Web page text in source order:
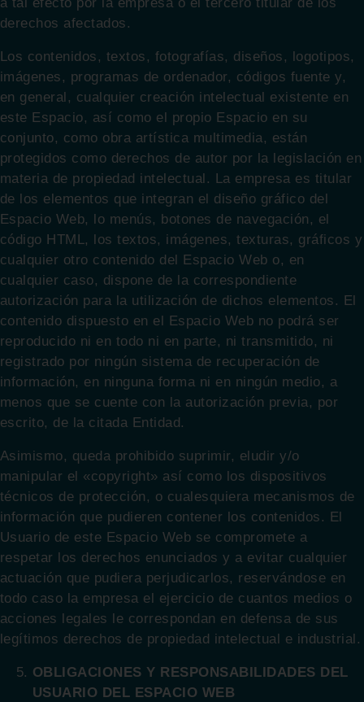
derechos afectados.
Los contenidos, textos, fotografías, diseños, logotipos,
imágenes, programas de ordenador, códigos fuente y,
en general, cualquier creación intelectual existente en
este Espacio, así como el propio Espacio en su
conjunto, como obra artística multimedia, están
protegidos como derechos de autor por la legislación en
materia de propiedad intelectual. La empresa es titular
de los elementos que integran el diseño gráfico del
Espacio Web, lo menús, botones de navegación, el
código HTML, los textos, imágenes, texturas, gráficos y
cualquier otro contenido del Espacio Web o, en
cualquier caso, dispone de la correspondiente
autorización para la utilización de dichos elementos. El
contenido dispuesto en el Espacio Web no podrá ser
reproducido ni en todo ni en parte, ni transmitido, ni
registrado por ningún sistema de recuperación de
información, en ninguna forma ni en ningún medio, a
menos que se cuente con la autorización previa, por
escrito, de la citada Entidad.
Asimismo, queda prohibido suprimir, eludir y/o
manipular el «copyright» así como los dispositivos
técnicos de protección, o cualesquiera mecanismos de
información que pudieren contener los contenidos. El
Usuario de este Espacio Web se compromete a
respetar los derechos enunciados y a evitar cualquier
actuación que pudiera perjudicarlos, reservándose en
todo caso la empresa el ejercicio de cuantos medios o
acciones legales le correspondan en defensa de sus
legítimos derechos de propiedad intelectual e industrial.
OBLIGACIONES Y RESPONSABILIDADES DEL
USUARIO DEL ESPACIO WEB